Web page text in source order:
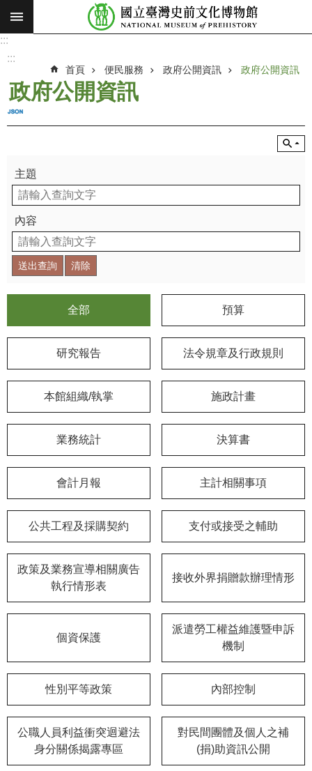
跳到主要內容區塊
搜
願
景
最
新
消
息
參
觀
展
學
探
認
們
民
務
平
區
善
措
施
:::
:::
首頁 便民服務 政府公開資訊 政府公開資訊
政府公開資訊
主題
內容
全部 預算
研究報告 法令規章及行政規則
本館組織/執掌 施政計畫
業務統計 決算書
會計月報 主計相關事項
公共工程及採購契約 支付或接受之輔助
政策及業務宣導相關廣告
執行情形表
接收外界捐贈款辦理情形
個資保護
派遣勞工權益維護暨申訴
機制
性別平等政策 內部控制
公職人員利益衝突迴避法
身分關係揭露專區
對民間團體及個人之補
(捐)助資訊公開